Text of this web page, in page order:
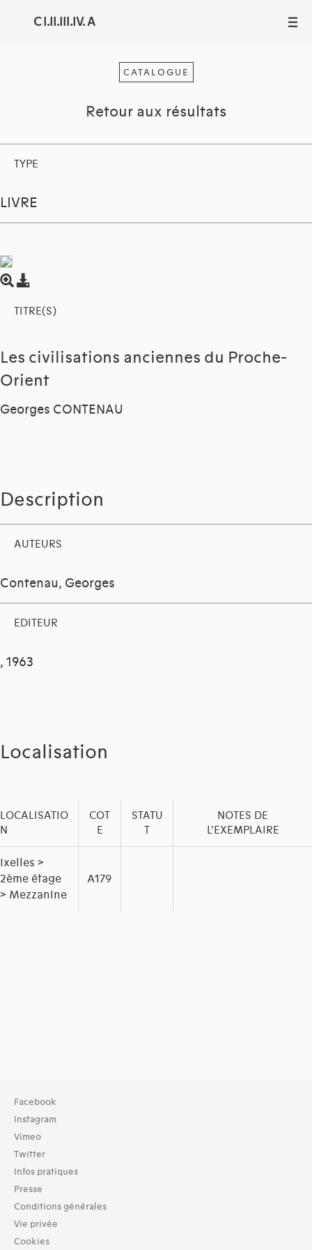
C I.II.III.IV. A III
CATALOGUE
Retour aux résultats
TYPE
LIVRE
TITRE(S)
Les civilisations anciennes du Proche-
Orient
Georges CONTENAU
Description
AUTEURS
Contenau, Georges
EDITEUR
, 1963
Localisation
LOCALISATIO
N
COT
E
STATU
T
NOTES DE
L'EXEMPLAIRE
Ixelles >
2ème étage
> Mezzanine
A179
Facebook
Instagram
Vimeo
Twitter
Infos pratiques
Presse
Conditions générales
Vie privée
Cookies